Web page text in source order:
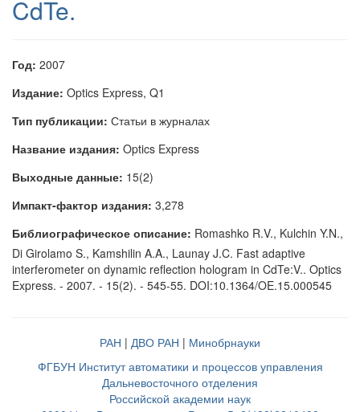
CdTe.
Год: 2007
Издание: Optics Express, Q1
Тип публикации: Статьи в журналах
Название издания: Optics Express
Выходные данные: 15(2)
Импакт-фактор издания: 3,278
Библиографическое описание: Romashko R.V., Kulchin Y.N.,
Di Girolamo S., Kamshilin A.A., Launay J.C. Fast adaptive
interferometer on dynamic reflection hologram in CdTe:V.. Optics
Express. - 2007. - 15(2). - 545-55. DOI:10.1364/OE.15.000545
РАН | ДВО РАН | Минобрнауки
ФГБУН Институт автоматики и процессов управления
Дальневосточного отделения
Российской академии наук